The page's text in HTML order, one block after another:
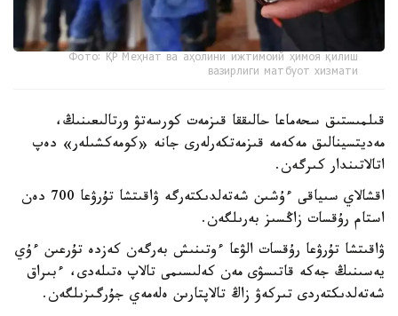
Фото: ҚР Меҳнат ва аҳолини ижтимоий ҳимоя қилиш
вазирлиги матбуот хизмати
قىلمىستىق سحەماعا حالىققا قىزمەت كورسەتۋ ورتالىعىنىڭ،
مەديتسينالىق مەكەمە قىزمەتكەرلەرى جانە «كومەكشىلەر» دەپ
اتالاتىندار كىرگەن.
اقشالاي سىياقى ءۇشىن شەتەلدىكتەرگە ۋاقىتشا تۇرۋعا 700 دەن
استام رۇقسات زاڭسىز بەرىلگەن.
ۋاقىتشا تۇرۋعا رۇقسات الۋعا ءوتىنىش بەرگەن كەزدە تۇرعىن ءۇي
يەسىنىڭ جەكە قاتىسۋى مەن كەلىسىمى تالاپ ەتىلەدى، ءبىراق
شەتەلدىكتەردى تىركەۋ زاڭ تالاپتارىن ەلەمەي جۇرگىزىلگەن.